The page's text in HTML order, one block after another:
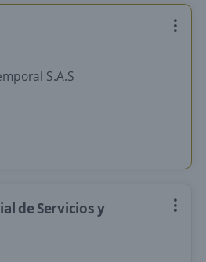
S.A.S
de Servicios y